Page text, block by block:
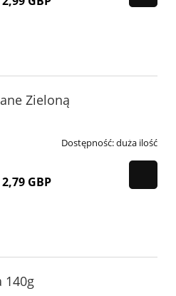
Zieloną
Dostępność:duża ilość
2,79 GBP
140g